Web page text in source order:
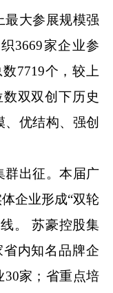
大参展规模强
3669家企业参
7719个，较上
双双创下历史
优结构、强创
出征。本届广
企业形成“双轮
。 苏豪控股集
内知名品牌企
30家；省重点培